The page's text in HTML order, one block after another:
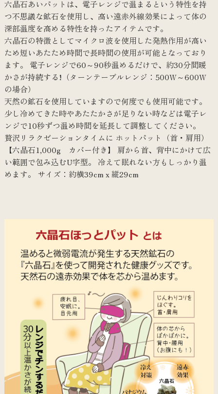
六晶石あいパットは、電子レンジで温まるという特性を持
つ不思議な鉱石を使用し、高い遠赤外線効果によって体の
深部温度を高める特性を持ったアイテムです。
六晶石の特徴としてマイクロ波を使用した発熱作用が高い
ため短いあたため時間で長時間の使用が可能となっており
ます。 電子レンジで60～90秒温めるだけで、約30分間暖
かさが持続する!（ターンテーブルレンジ：500W～600W
の場合）
天然の鉱石を使用していますので何度でも使用可能です。
少し冷めてきた時やあたたかさが足りない時などは電子レ
ンジで10秒ずつ温め時間を延長して調整してください。
贅沢リラクゼーションタイムに ホットパット（首・肩用）
【六晶石1,000g カバー付き】 肩から首、背中にかけて広
い範囲で包み込むU字型。 冷えて眠れない方もしっかり温
めます。 サイズ：約横39cm x 縦29cm